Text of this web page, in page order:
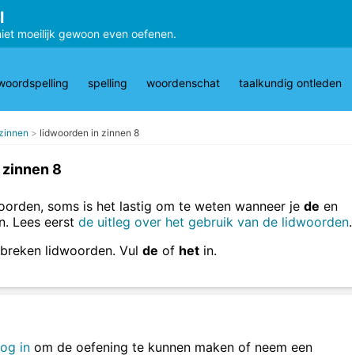
moeilijk gewoon even oefenen.
spelling woordenschat taalkundig ontleden
lidwoorden in zinnen 8
8
soms is het lastig om te weten wanneer je de en
Lees eerst de uitleg over het gebruik van de lidwoorden.
lidwoorden. Vul de of het in.
in om de oefening te kunnen maken of neem een